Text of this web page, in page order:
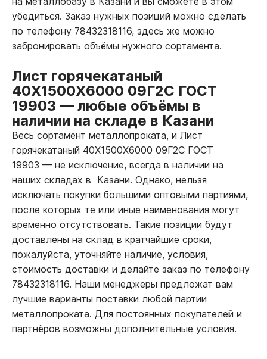
убедиться. Заказ нужных позиций можно сделать
по телефону 78432318116, здесь же можно
забронировать объёмы нужного сортамента.
Лист горячекатаный
40Х1500Х6000 09Г2С ГОСТ
19903 — любые объёмы в
наличии на складе в Казани
Весь сортамент металлопроката, и Лист
горячекатаный 40Х1500Х6000 09Г2С ГОСТ
19903 — не исключение, всегда в наличии на
наших складах в Казани. Однако, нельзя
исключать покупки большими оптовыми партиями,
после которых те или иные наименования могут
временно отсутствовать. Такие позиции будут
доставлены на склад в кратчайшие сроки,
пожалуйста, уточняйте наличие, условия,
стоимость доставки и делайте заказ по телефону
78432318116. Наши менеджеры предложат вам
лучшие варианты поставки любой партии
металлопроката. Для постоянных покупателей и
партнёров возможны дополнительные условия.